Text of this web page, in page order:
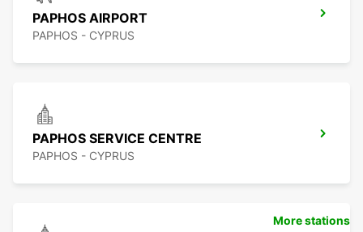
PAPHOS AIRPORT
PAPHOS - CYPRUS
PAPHOS SERVICE CENTRE
PAPHOS - CYPRUS
More stations